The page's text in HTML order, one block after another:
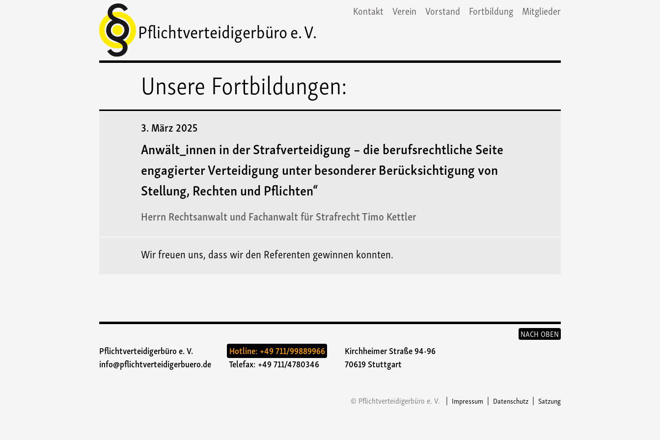
Pflichtverteidigerbüro e. V.
Kontakt Verein Vorstand Fortbildung Mitglieder
Unsere Fortbildungen:
3. März 2025
Anwält_innen in der Strafverteidigung – die berufsrechtliche Seite
engagierter Verteidigung unter besonderer Berücksichtigung von
Stellung, Rechten und Pflichten“
Herrn Rechtsanwalt und Fachanwalt für Strafrecht Timo Kettler
Wir freuen uns, dass wir den Referenten gewinnen konnten.
NACH OBEN
Pflichtverteidigerbüro e. V.
info@pflichtverteidigerbuero.de
Hotline: +49 711/99889966
Telefax: +49 711/4780346
Kirchheimer Straße 94-96
70619 Stuttgart
© Pflichtverteidigerbüro e. V. Impressum Datenschutz Satzung